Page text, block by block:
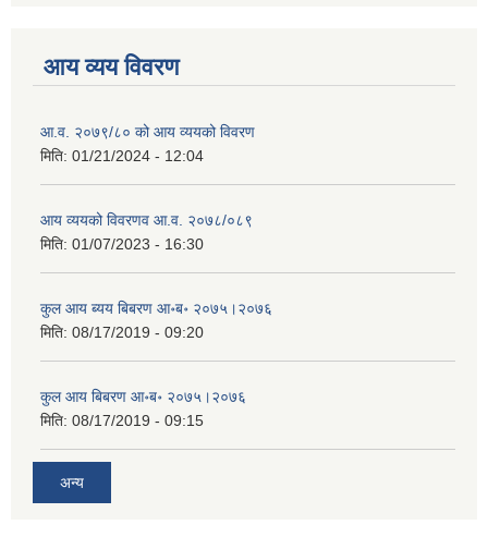
आय व्यय विवरण
आ.व. २०७९/८० को आय व्ययको विवरण
मिति: 01/21/2024 - 12:04
आय व्ययको विवरणव आ.व. २०७८/०८९
मिति: 01/07/2023 - 16:30
कुल आय ब्यय बिबरण आ॰ब॰ २०७५।२०७६
मिति: 08/17/2019 - 09:20
कुल आय बिबरण आ॰ब॰ २०७५।२०७६
मिति: 08/17/2019 - 09:15
अन्य